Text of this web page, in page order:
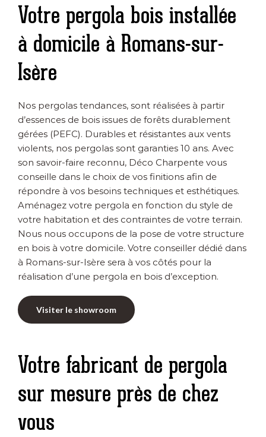
Votre pergola bois installée
à domicile à Romans-sur-
Isère
Nos pergolas tendances, sont réalisées à partir
d’essences de bois issues de forêts durablement
gérées (PEFC). Durables et résistantes aux vents
violents, nos pergolas sont garanties 10 ans. Avec
son savoir-faire reconnu, Déco Charpente vous
conseille dans le choix de vos finitions afin de
répondre à vos besoins techniques et esthétiques.
Aménagez votre pergola en fonction du style de
votre habitation et des contraintes de votre terrain.
Nous nous occupons de la pose de votre structure
en bois à votre domicile. Votre conseiller dédié dans
à Romans-sur-Isère sera à vos côtés pour la
réalisation d’une pergola en bois d’exception.
Visiter le showroom
Votre fabricant de pergola
sur mesure près de chez
vous